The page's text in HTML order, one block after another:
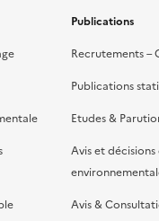
Publications
Recrutements –
Publications
Etudes &
Avis et
Avis &